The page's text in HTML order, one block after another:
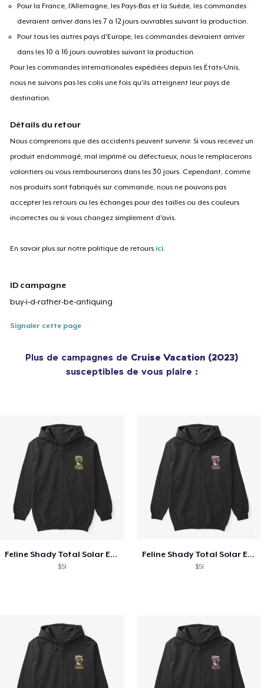
Pour la France, l'Allemagne, les Pays-Bas et la Suède, les commandes
devraient arriver dans les 7 à 12 jours ouvrables suivant la production.
Pour tous les autres pays d'Europe, les commandes devraient arriver
dans les 10 à 16 jours ouvrables suivant la production.
Pour les commandes internationales expédiées depuis les États-Unis,
nous ne suivons pas les colis une fois qu'ils atteignent leur pays de
destination.
Détails du retour
Nous comprenons que des accidents peuvent survenir. Si vous recevez un
produit endommagé, mal imprimé ou défectueux, nous le remplacerons
volontiers ou vous rembourserons dans les 30 jours. Cependant, comme
nos produits sont fabriqués sur commande, nous ne pouvons pas
accepter les retours ou les échanges pour des tailles ou des couleurs
incorrectes ou si vous changez simplement d'avis.
En savoir plus sur notre politique de retours ici.
ID campagne
buy-i-d-rather-be-antiquing
Signaler cette page
Plus de campagnes de Cruise Vacation (2023)
susceptibles de vous plaire :
Feline Shady Total Solar Eclipse Texas
$51
Feline Shady Total Solar Eclipse Tijuana
$51